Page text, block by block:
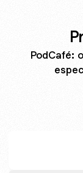
PodCafé: